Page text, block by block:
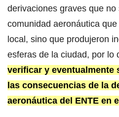
derivaciones graves que
comunidad aeronáutica
local, sino que produjeron
esferas de la ciudad, por lo
verificar y eventualmente
las consecuencias de la
aeronáutica del ENTE en